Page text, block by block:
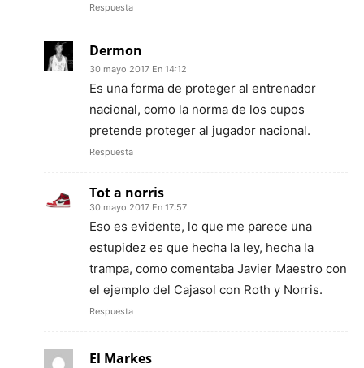
Respuesta
Dermon
30 mayo 2017 En 14:12
Es una forma de proteger al entrenador
nacional, como la norma de los cupos
pretende proteger al jugador nacional.
Respuesta
Tot a norris
30 mayo 2017 En 17:57
Eso es evidente, lo que me parece una
estupidez es que hecha la ley, hecha la
trampa, como comentaba Javier Maestro con
el ejemplo del Cajasol con Roth y Norris.
Respuesta
El Markes